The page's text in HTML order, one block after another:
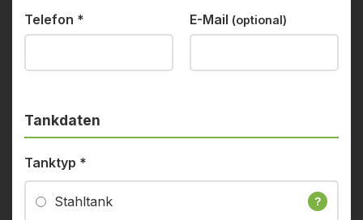
Telefon * E-Mail (optional)
Tankdaten
Tanktyp *
Stahltank ?